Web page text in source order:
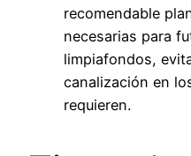
recomendable
necesarias para
limpiafondos,
canalización en
requieren.